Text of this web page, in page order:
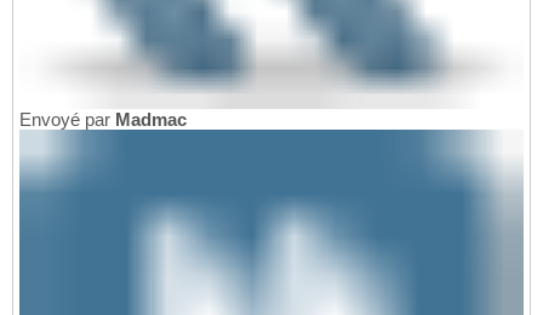
Envoyé par Madmac